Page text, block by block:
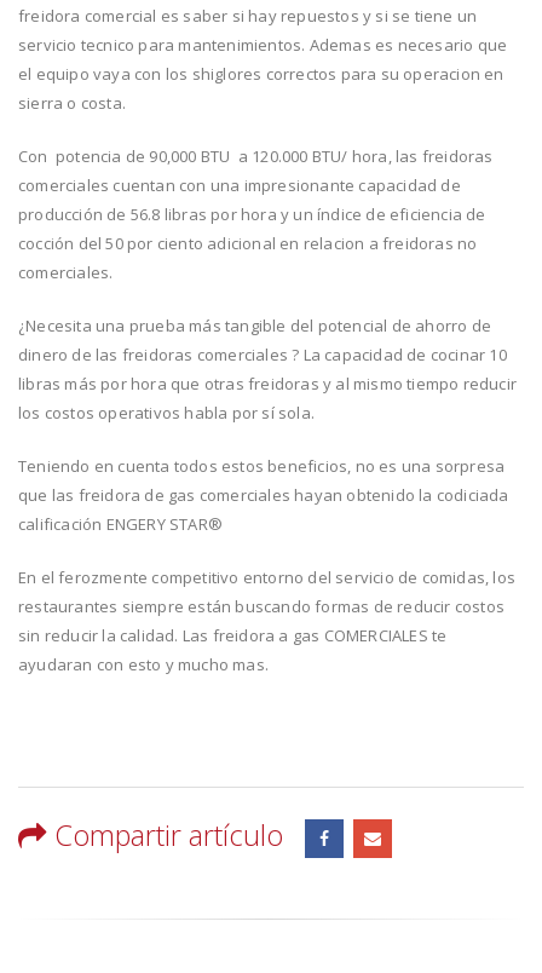
freidora comercial es saber si hay repuestos y si se tiene un
servicio tecnico para mantenimientos. Ademas es necesario que
el equipo vaya con los shiglores correctos para su operacion en
sierra o costa.
Con potencia de 90,000 BTU a 120.000 BTU/ hora, las freidoras
comerciales cuentan con una impresionante capacidad de
producción de 56.8 libras por hora y un índice de eficiencia de
cocción del 50 por ciento adicional en relacion a freidoras no
comerciales.
¿Necesita una prueba más tangible del potencial de ahorro de
dinero de las freidoras comerciales ? La capacidad de cocinar 10
libras más por hora que otras freidoras y al mismo tiempo reducir
los costos operativos habla por sí sola.
Teniendo en cuenta todos estos beneficios, no es una sorpresa
que las freidora de gas comerciales hayan obtenido la codiciada
calificación ENGERY STAR®
En el ferozmente competitivo entorno del servicio de comidas, los
restaurantes siempre están buscando formas de reducir costos
sin reducir la calidad. Las freidora a gas COMERCIALES te
ayudaran con esto y mucho mas.
Compartir artículo